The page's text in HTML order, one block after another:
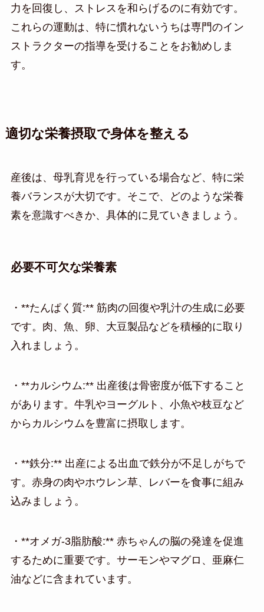
力を回復し、ストレスを和らげるのに有効です。
これらの運動は、特に慣れないうちは専門のイン
ストラクターの指導を受けることをお勧めしま
す。
適切な栄養摂取で身体を整える
産後は、母乳育児を行っている場合など、特に栄
養バランスが大切です。そこで、どのような栄養
素を意識すべきか、具体的に見ていきましょう。
必要不可欠な栄養素
・**たんぱく質:** 筋肉の回復や乳汁の生成に必要
です。肉、魚、卵、大豆製品などを積極的に取り
入れましょう。
・**カルシウム:** 出産後は骨密度が低下すること
があります。牛乳やヨーグルト、小魚や枝豆など
からカルシウムを豊富に摂取します。
・**鉄分:** 出産による出血で鉄分が不足しがちで
す。赤身の肉やホウレン草、レバーを食事に組み
込みましょう。
・**オメガ-3脂肪酸:** 赤ちゃんの脳の発達を促進
するために重要です。サーモンやマグロ、亜麻仁
油などに含まれています。